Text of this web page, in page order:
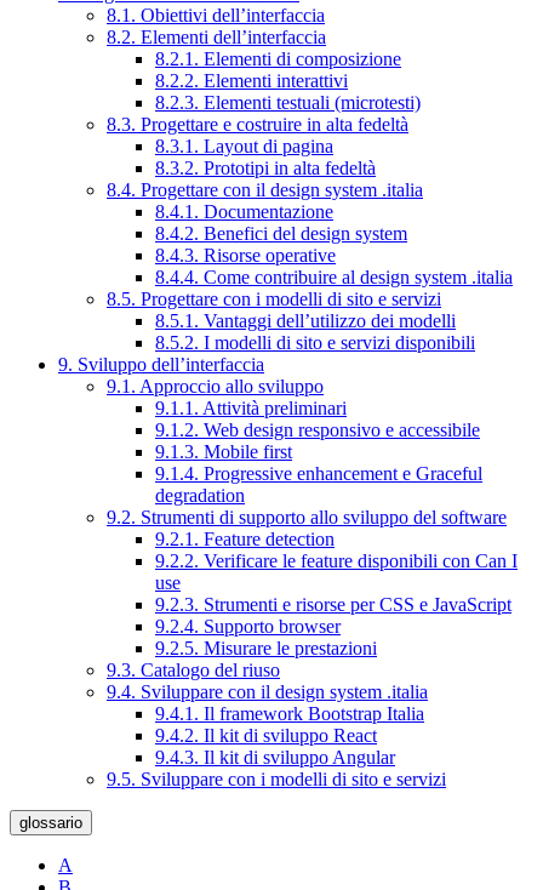
8.1. Obiettivi dell’interfaccia
8.2. Elementi dell’interfaccia
8.2.1. Elementi di composizione
8.2.2. Elementi interattivi
8.2.3. Elementi testuali (microtesti)
8.3. Progettare e costruire in alta fedeltà
8.3.1. Layout di pagina
8.3.2. Prototipi in alta fedeltà
8.4. Progettare con il design system .italia
8.4.1. Documentazione
8.4.2. Benefici del design system
8.4.3. Risorse operative
8.4.4. Come contribuire al design system .italia
8.5. Progettare con i modelli di sito e servizi
8.5.1. Vantaggi dell’utilizzo dei modelli
8.5.2. I modelli di sito e servizi disponibili
9. Sviluppo dell’interfaccia
9.1. Approccio allo sviluppo
9.1.1. Attività preliminari
9.1.2. Web design responsivo e accessibile
9.1.3. Mobile first
9.1.4. Progressive enhancement e Graceful
degradation
9.2. Strumenti di supporto allo sviluppo del software
9.2.1. Feature detection
9.2.2. Verificare le feature disponibili con Can I
use
9.2.3. Strumenti e risorse per CSS e JavaScript
9.2.4. Supporto browser
9.2.5. Misurare le prestazioni
9.3. Catalogo del riuso
9.4. Sviluppare con il design system .italia
9.4.1. Il framework Bootstrap Italia
9.4.2. Il kit di sviluppo React
9.4.3. Il kit di sviluppo Angular
9.5. Sviluppare con i modelli di sito e servizi
glossario
A